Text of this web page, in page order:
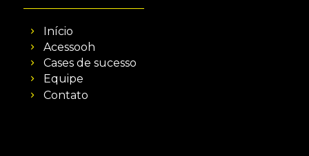
Início
Acessooh
Cases de sucesso
Equipe
Contato